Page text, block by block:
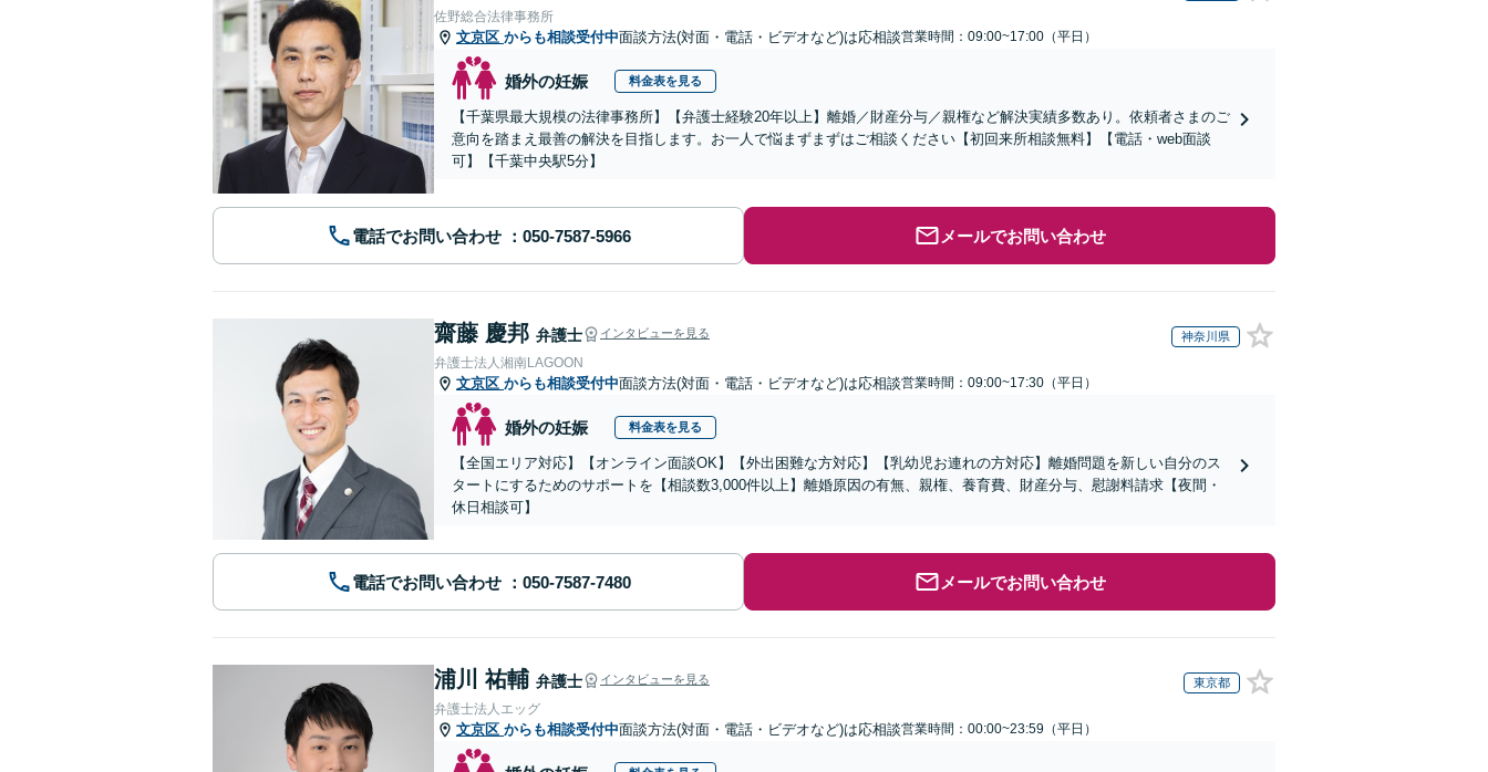
佐野総合法律事務所
文京区 からも相談受付中面談方法(対面・電話・ビデオなど)は応相談営業時間：09:00~17:00（平日）
婚外の妊娠 料金表を見る
【千葉県最大規模の法律事務所】【弁護士経験20年以上】離婚／財産分与／親権など解決実績多数あり。依頼者さまのご
意向を踏まえ最善の解決を目指します。お一人で悩まずまずはご相談ください【初回来所相談無料】【電話・web面談
可】【千葉中央駅5分】
電話でお問い合わせ メールでお問い合わせ
齋藤 慶邦 弁護士 インタビューを見る 神奈川県
弁護士法人湘南LAGOON
文京区 からも相談受付中面談方法(対面・電話・ビデオなど)は応相談営業時間：09:00~17:30（平日）
婚外の妊娠 料金表を見る
【全国エリア対応】【オンライン面談OK】【外出困難な方対応】【乳幼児お連れの方対応】離婚問題を新しい自分のス
タートにするためのサポートを【相談数3,000件以上】離婚原因の有無、親権、養育費、財産分与、慰謝料請求【夜間・
休日相談可】
電話でお問い合わせ メールでお問い合わせ
浦川 祐輔 弁護士 インタビューを見る 東京都
弁護士法人エッグ
文京区 からも相談受付中面談方法(対面・電話・ビデオなど)は応相談営業時間：00:00~23:59（平日）